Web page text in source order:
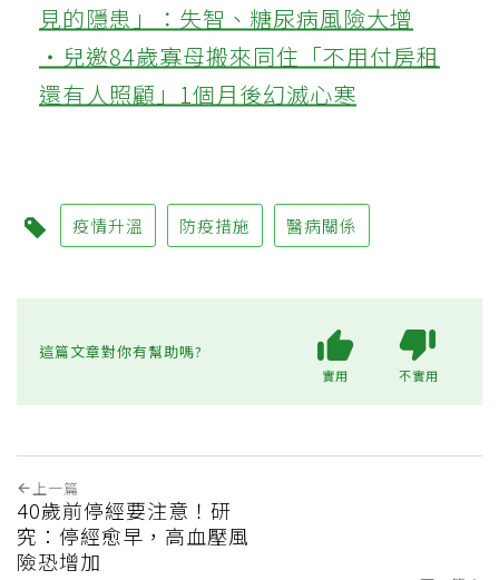
見的隱患」：失智、糖尿病風險大增
‧兒邀84歲寡母搬來同住「不用付房租
還有人照顧」1個月後幻滅心寒
疫情升溫 防疫措施 醫病關係
這篇文章對你有幫助嗎?
實用 不實用
上一篇
40歲前停經要注意！研
究：停經愈早，高血壓風
險恐增加